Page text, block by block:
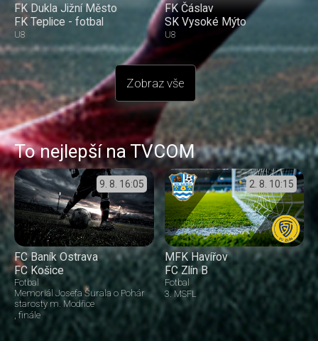
FK Dukla Jižní Město
FK Teplice - fotbal
U8
FK Čáslav
SK Vysoké Mýto
U8
Zobraz vše
To nejlepší na TVCOM
9. 8. 16:05
FC Baník Ostrava
FC Košice
Fotbal
Memoriál Josefa Šurala o Pohár
starosty m. Modřice
finále
2. 8. 10:15
MFK Havířov
FC Zlín B
Fotbal
3. MSFL